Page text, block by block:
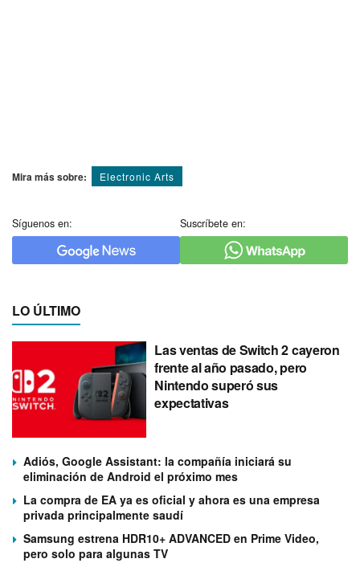
Mira más sobre: Electronic Arts
Síguenos en: Suscríbete en:
LO ÚLTIMO
Las ventas de Switch 2 cayeron
frente al año pasado, pero
Nintendo superó sus
expectativas
Adiós, Google Assistant: la compañía iniciará su
eliminación de Android el próximo mes
La compra de EA ya es oficial y ahora es una empresa
privada principalmente saudí
Samsung estrena HDR10+ ADVANCED en Prime Video,
pero solo para algunas TV